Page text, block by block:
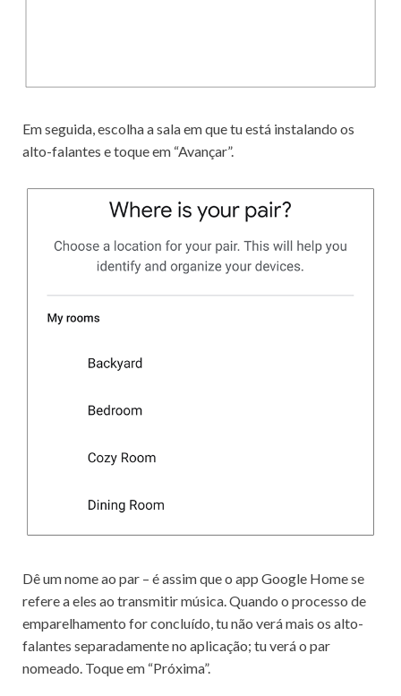
Em seguida, escolha a sala em que tu está instalando os
alto-falantes e toque em “Avançar”.
Dê um nome ao par – é assim que o app Google Home se
refere a eles ao transmitir música. Quando o processo de
emparelhamento for concluído, tu não verá mais os alto-
falantes separadamente no aplicação; tu verá o par
nomeado. Toque em “Próxima”.